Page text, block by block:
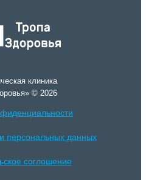
клиника
© 2026
персональных данных
соглошение